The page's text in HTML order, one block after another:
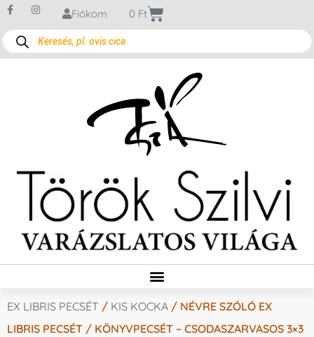
Fiókom 0 Ft
EX LIBRIS PECSÉT / KIS KOCKA / NÉVRE SZÓLÓ EX
LIBRIS PECSÉT / KÖNYVPECSÉT – CSODASZARVASOS 3×3